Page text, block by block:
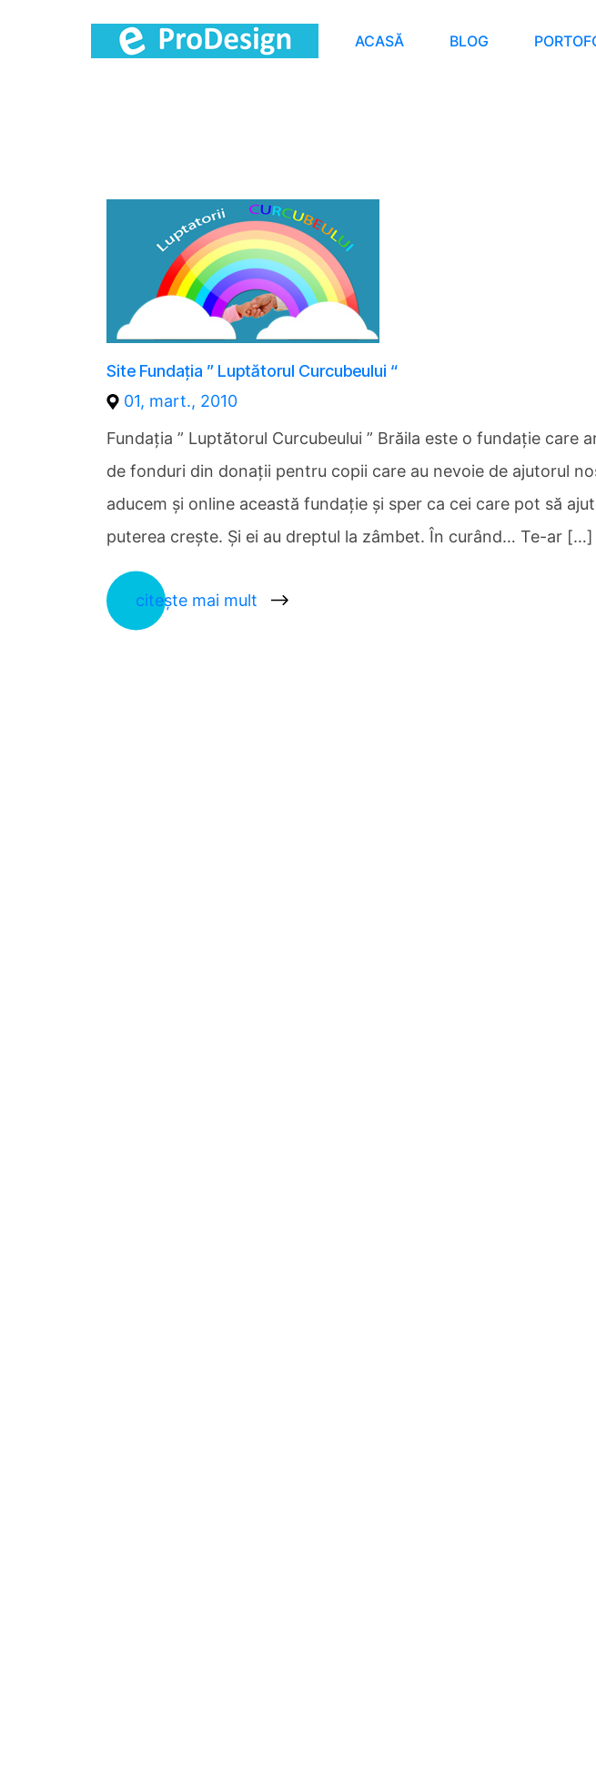
ACASĂ BLOG
Site Fundația ” Luptătorul Curcubeului “
01, mart., 2010
Fundaţia ” Luptătorul Curcubeului ” Brăila este o fundaţie care
de fonduri din donaţii pentru copii care au nevoie de ajutorul
aducem şi online această fundaţie şi sper ca cei care pot să
puterea creşte. Şi ei au dreptul la zâmbet. În curând… Te-ar […]
citește mai mult